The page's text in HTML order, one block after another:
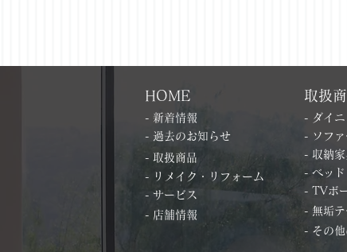
HOME
- 新着情報
- 過去のお知らせ
- 取扱商品
- リメイク・リフォーム
- サービス
- 店舗情報
取扱
- ダイニ
- ソファ
- 収納家
- ベッド
- TVボ
- 無垢
- その他